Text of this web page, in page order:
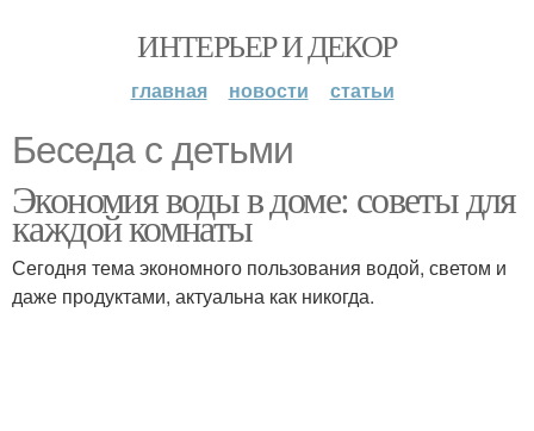
ИНТЕРЬЕР И ДЕКОР
главная новости статьи
Беседа с детьми
Экономия воды в доме: советы для
каждой комнаты
Сегодня тема экономного пользования водой, светом и
даже продуктами, актуальна как никогда.